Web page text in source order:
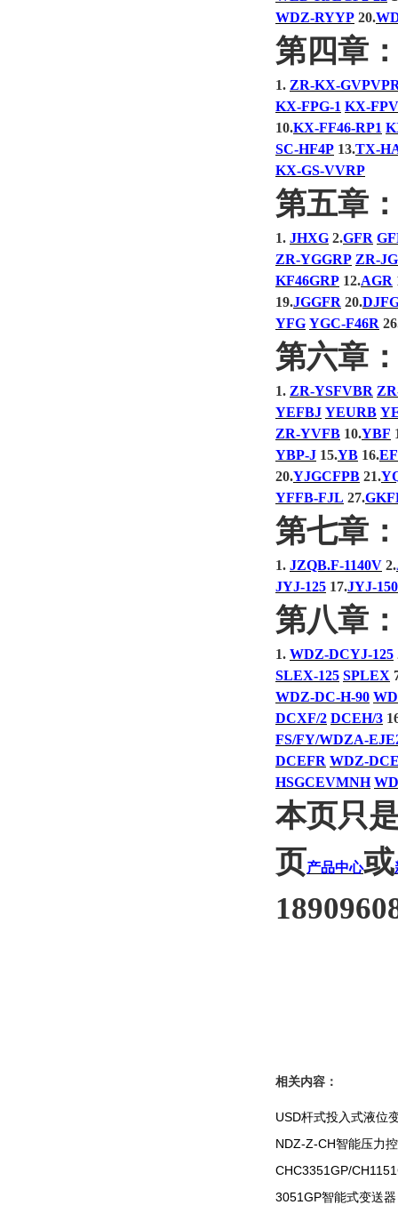
WDZ-RYYP 20.
第四章
1. ZR-KX-
KX-FPG-1 KX-
10.KX-FF46-RP1
SC-HF4P 13.TX-
KX-GS-VVRP
第五章
1. JHXG 2.GFR
ZR-YGGRP ZR-
KF46GRP 12.AGR
19.JGGFR 20.
YFG YGC-F46R
第六章
1. ZR-YSFVBR
YEFBJ YEURB
ZR-YVFB 10.YBF
YBP-J 15.YB 16.
20.YJGCFPB 21.
YFFB-FJL 27.
第七章
1. JZQB.F-1140V 2.
JYJ-125 17.JYJ-150
第八章
1. WDZ-DCYJ-125
SLEX-125 SPLEX
WDZ-DC-H-90
DCXF/2 DCEH/3
FS/FY/WDZA-
DCEFR WDZ-
HSGCEVMNH
本页只
页产品中心或
相关内容：
USD杆式投入式液位
NDZ-Z-CH智能压力
CHC3351GP/
3051GP智能式变送器